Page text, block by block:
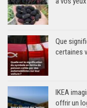
Que
certaines
IKEA
offrir un